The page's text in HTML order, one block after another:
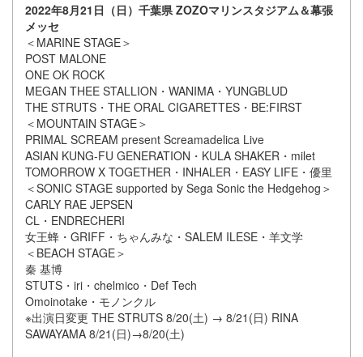
2022年8月21日（日）千葉県 ZOZOマリンスタジアム＆幕張
メッセ
＜MARINE STAGE＞
POST MALONE
ONE OK ROCK
MEGAN THEE STALLION・WANIMA・YUNGBLUD
THE STRUTS・THE ORAL CIGARETTES・BE:FIRST
＜MOUNTAIN STAGE＞
PRIMAL SCREAM present Screamadelica Live
ASIAN KUNG-FU GENERATION・KULA SHAKER・milet
TOMORROW X TOGETHER・INHALER・EASY LIFE・優里
＜SONIC STAGE supported by Sega Sonic the Hedgehog＞
CARLY RAE JEPSEN
CL・ENDRECHERI
女王蜂・GRIFF・ちゃんみな・SALEM ILESE・羊文学
＜BEACH STAGE＞
秦 基博
STUTS・iri・chelmico・Def Tech
Omoinotake・モノンクル
※出演日変更 THE STRUTS 8/20(土) → 8/21(日) RINA
SAWAYAMA 8/21(日)→8/20(土)